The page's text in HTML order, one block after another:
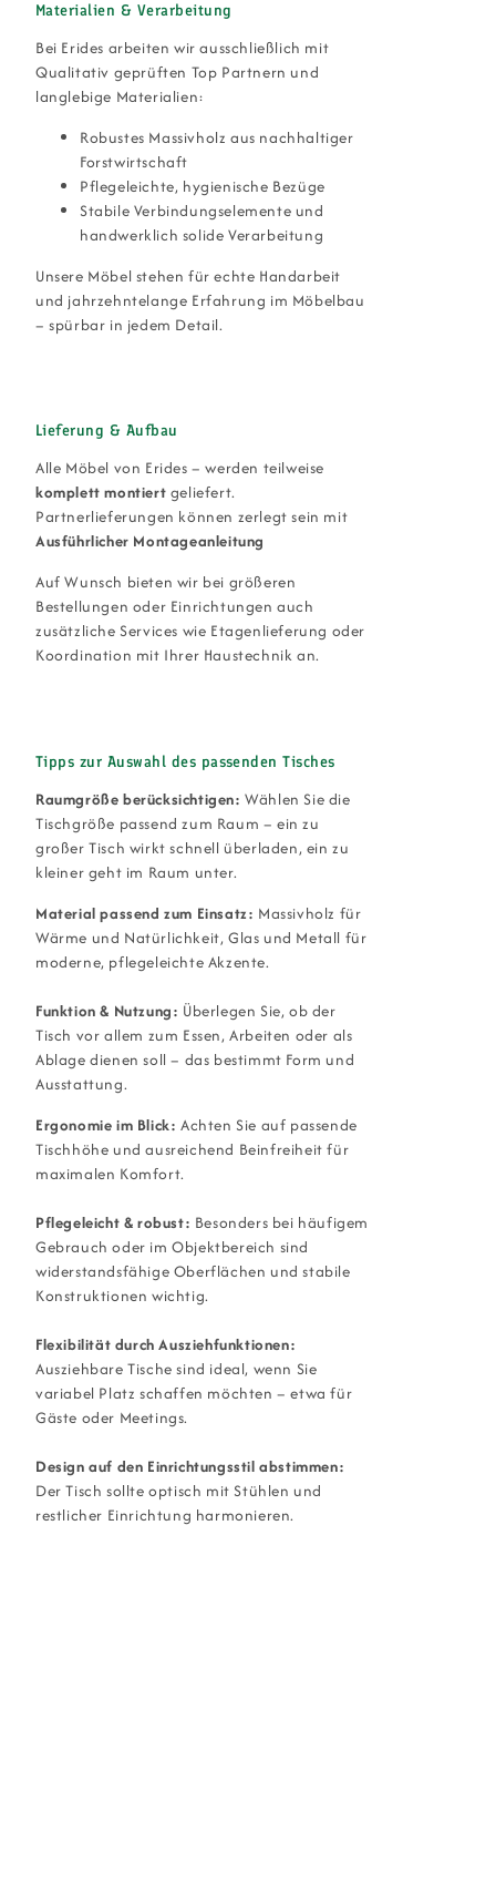
Materialien & Verarbeitung
Bei Erides arbeiten wir ausschließlich mit
Qualitativ geprüften Top Partnern und
langlebige Materialien:
Robustes Massivholz aus nachhaltiger
Forstwirtschaft
Pflegeleichte, hygienische Bezüge
Stabile Verbindungselemente und
handwerklich solide Verarbeitung
Unsere Möbel stehen für echte Handarbeit
und jahrzehntelange Erfahrung im Möbelbau
– spürbar in jedem Detail.
Lieferung & Aufbau
Alle Möbel von Erides – werden teilweise
komplett montiert geliefert.
Partnerlieferungen können zerlegt sein mit
Ausführlicher Montageanleitung
Auf Wunsch bieten wir bei größeren
Bestellungen oder Einrichtungen auch
zusätzliche Services wie Etagenlieferung oder
Koordination mit Ihrer Haustechnik an.
Tipps zur Auswahl des passenden Tisches
Raumgröße berücksichtigen: Wählen Sie die
Tischgröße passend zum Raum – ein zu
großer Tisch wirkt schnell überladen, ein zu
kleiner geht im Raum unter.
Material passend zum Einsatz: Massivholz für
Wärme und Natürlichkeit, Glas und Metall für
moderne, pflegeleichte Akzente.
Funktion & Nutzung: Überlegen Sie, ob der
Tisch vor allem zum Essen, Arbeiten oder als
Ablage dienen soll – das bestimmt Form und
Ausstattung.
Ergonomie im Blick: Achten Sie auf passende
Tischhöhe und ausreichend Beinfreiheit für
maximalen Komfort.
Pflegeleicht & robust: Besonders bei häufigem
Gebrauch oder im Objektbereich sind
widerstandsfähige Oberflächen und stabile
Konstruktionen wichtig.
Flexibilität durch Ausziehfunktionen:
Ausziehbare Tische sind ideal, wenn Sie
variabel Platz schaffen möchten – etwa für
Gäste oder Meetings.
Design auf den Einrichtungsstil abstimmen:
Der Tisch sollte optisch mit Stühlen und
restlicher Einrichtung harmonieren.